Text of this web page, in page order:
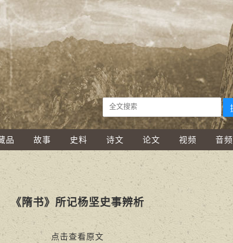
品 故事 史料 诗文 论文 视频 音频
《隋书》所记杨坚史事辨析
点击查看原文